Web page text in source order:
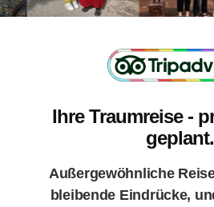
Ihre Traumreise -
geplant.
Außergewöhnliche
bleibende Eindrücke,